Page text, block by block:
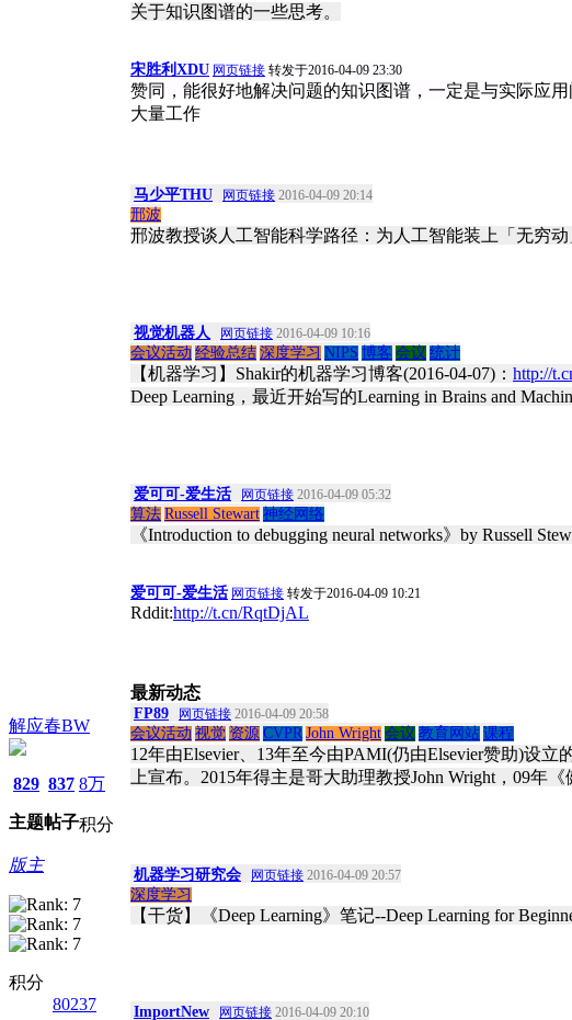
解应春BW
829
主题
837
帖子
8万
积分
版主
积分
80237
关于知识图谱的一些思考。
宋胜利XDU 网页链接 转发于2016-04-09 23:30
赞同，能很好地解决问题的知识图谱，一定是与实际应
大量工作
马少平THU 网页链接 2016-04-09 20:14
邢波
邢波教授谈人工智能科学路径：为人工智能装上「无穷动
视觉机器人 网页链接 2016-04-09 10:16
会议活动 经验总结 深度学习 NIPS 博客 会议 统计
【机器学习】Shakir的机器学习博客(2016-04-07)： http://
Deep Learning，最近开始写的Learning in Brains and
爱可可-爱生活 网页链接 2016-04-09 05:32
算法 Russell Stewart 神经网络
《Introduction to debugging neural networks》by Russell
爱可可-爱生活 网页链接 转发于2016-04-09 10:21
Rddit:http://t.cn/RqtDjAL
最新动态
FP89 网页链接 2016-04-09 20:58
会议活动 视觉 资源 CVPR John Wright 会议 教育网站 课程
12年由Elsevier、13年至今由PAMI(仍由Elsevier赞助)设
上宣布。2015年得主是哥大助理教授John Wright，09
机器学习研究会 网页链接 2016-04-09 20:57
深度学习
【干货】《Deep Learning》笔记--Deep Learning for
ImportNew 网页链接 2016-04-09 20:10